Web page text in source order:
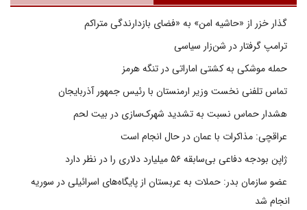
گذار خزر از «حاشیه امن» به «فضای بازدارندگی متراکم
ترامپ گرفتار در شن‌زار سیاسی
حمله موشکی به کشتی اماراتی در تنگه هرمز
تماس تلفنی نخست وزیر ارمنستان با رئیس جمهور آذربایجان
هشدار حماس نسبت به تشدید شهرک‌سازی در بیت‌ لحم
عراقچی: مذاکرات با عمان در حال انجام است
ژاپن بودجه دفاعی بی‌سابقه ۵۶ میلیارد دلاری را در نظر دارد
عضو سازمان بدر: حملات به عربستان از پایگاه‌های اسرائیلی در سوریه
انجام شد